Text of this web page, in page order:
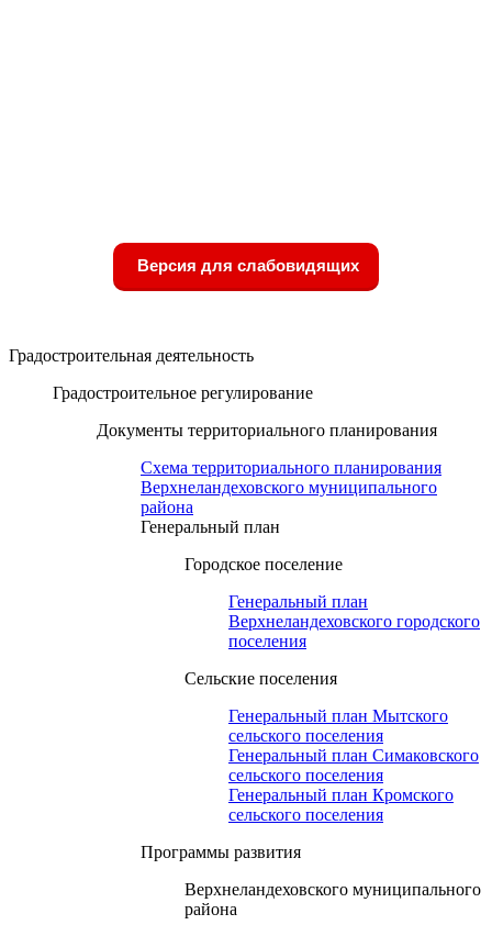
Версия для слабовидящих
Градостроительная деятельность
Градостроительное регулирование
Документы территориального планирования
Схема территориального планирования
Верхнеландеховского муниципального
района
Генеральный план
Городское поселение
Генеральный план
Верхнеландеховского городского
поселения
Сельские поселения
Генеральный план Мытского
сельского поселения
Генеральный план Симаковского
сельского поселения
Генеральный план Кромского
сельского поселения
Программы развития
Верхнеландеховского муниципального
района